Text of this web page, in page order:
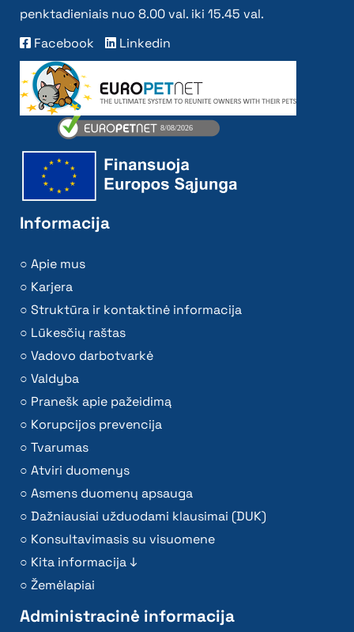
penktadieniais nuo 8.00 val. iki 15.45 val.
Facebook
Linkedin
Informacija
Apie mus
Karjera
Struktūra ir kontaktinė informacija
Lūkesčių raštas
Vadovo darbotvarkė
Valdyba
Pranešk apie pažeidimą
Korupcijos prevencija
Tvarumas
Atviri duomenys
Asmens duomenų apsauga
Dažniausiai užduodami klausimai (DUK)
Konsultavimasis su visuomene
Kita informacija ↓
Žemėlapiai
Administracinė informacija